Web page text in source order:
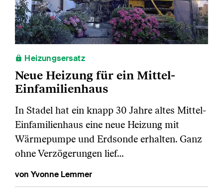
Heizungsersatz
Neue Heizung für ein Mittel-
Einfamilienhaus
In Stadel hat ein knapp 30 Jahre altes Mittel-
Einfamilienhaus eine neue Heizung mit
Wärmepumpe und Erdsonde erhalten. Ganz
ohne Verzögerungen lief…
von Yvonne Lemmer